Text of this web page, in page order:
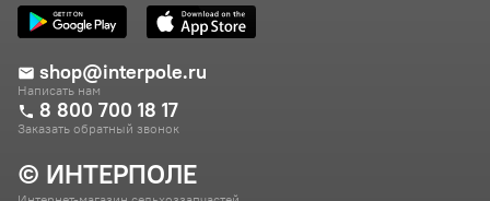
© ИНТЕРПОЛЕ
shop@interpole.ru
Написать нам
8 800 700 18 17
Заказать обратный звонок